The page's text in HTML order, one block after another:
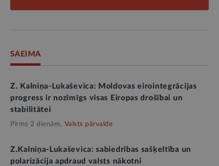
SAEIMA
Z. Kalniņa-Lukaševica: Moldovas eirointegrācijas
progress ir nozīmīgs visas Eiropas drošībai un
stabilitātei
Pirms 2 dienām, Valsts pārvalde
Z.Kalniņa-Lukaševica: sabiedrības sašķeltība un
polarizācija apdraud valsts nākotni